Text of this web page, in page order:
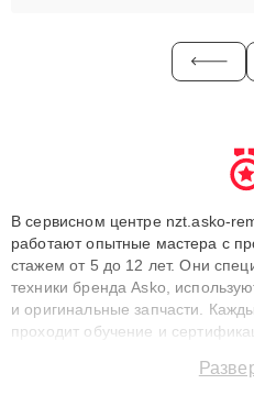
В сервисном центре nzt.asko-
работают опытные мастера с
стажем от 5 до 12 лет. Они
техники бренда Asko,
и оригинальные запчасти.
проходит обучение и
сохранением гарантии до 3